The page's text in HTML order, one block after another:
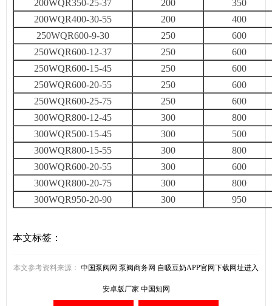
200WQR350-25-37
200
350
200WQR400-30-55
200
400
250WQR600-9-30
250
600
250WQR600-12-37
250
600
250WQR600-15-45
250
600
250WQR600-20-55
250
600
250WQR600-25-75
250
600
300WQR800-12-45
300
800
300WQR500-15-45
300
500
300WQR800-15-55
300
800
300WQR600-20-55
300
600
300WQR800-20-75
300
800
300WQR950-20-90
300 950
本文标签：
本文参考资料来源： 中国泵阀网 泵阀商务网 自吸豆奶APP官网下载网址进入
安卓版厂家 中国知网